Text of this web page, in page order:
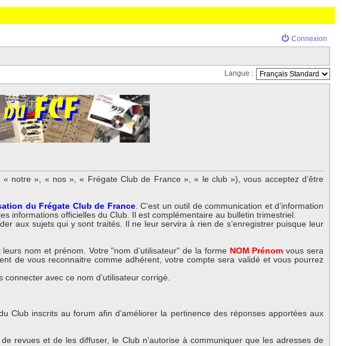
Connexion
Langue :
notre », « nos », « Frégate Club de France », « le club »), vous acceptez d’être
du Frégate Club de France. C’est un outil de communication et d’information
informations officielles du Club. Il est complémentaire au bulletin trimestriel.
aux sujets qui y sont traités. Il ne leur servira à rien de s’enregistrer puisque leur
nom et prénom. Votre "nom d’utilisateur" de la forme NOM Prénom vous sera
de vous reconnaitre comme adhérent, votre compte sera validé et vous pourrez
avec ce nom d’utilisateur corrigé.
Club inscrits au forum afin d’améliorer la pertinence des réponses apportées aux
revues et de les diffuser, le Club n’autorise à communiquer que les adresses de